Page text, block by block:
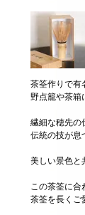
茶筌作りで有
野点籠や茶箱
繊細な穂先の
伝統の技が息
美しい景色と
この茶筌に合
茶筌を長くご